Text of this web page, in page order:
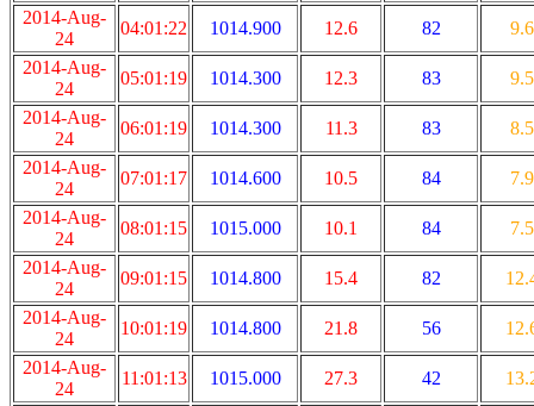
2014-Aug-
24
04:01:22 1014.900 12.6 82
9.6
2014-Aug-
24
05:01:19 1014.300 12.3 83
9.5
2014-Aug-
24
06:01:19 1014.300 11.3 83
8.5
2014-Aug-
24
07:01:17 1014.600 10.5 84
7.9
2014-Aug-
24
08:01:15 1015.000 10.1 84
7.5
2014-Aug-
24
09:01:15 1014.800 15.4 82
2014-Aug-
24
10:01:19 1014.800 21.8 56
2014-Aug-
24
11:01:13 1015.000 27.3 42